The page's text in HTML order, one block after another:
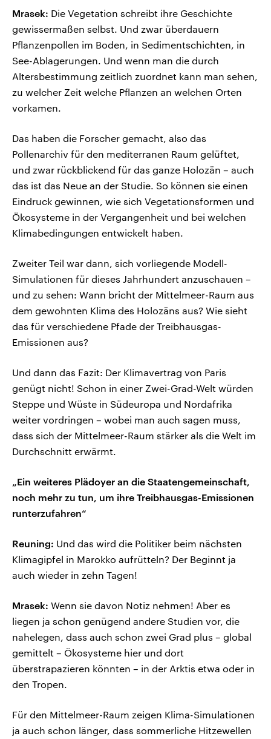
Mrasek: Die Vegetation schreibt ihre Geschichte
gewissermaßen selbst. Und zwar überdauern
Pflanzenpollen im Boden, in Sedimentschichten, in
See-Ablagerungen. Und wenn man die durch
Altersbestimmung zeitlich zuordnet kann man sehen,
zu welcher Zeit welche Pflanzen an welchen Orten
vorkamen.
Das haben die Forscher gemacht, also das
Pollenarchiv für den mediterranen Raum gelüftet,
und zwar rückblickend für das ganze Holozän – auch
das ist das Neue an der Studie. So können sie einen
Eindruck gewinnen, wie sich Vegetationsformen und
Ökosysteme in der Vergangenheit und bei welchen
Klimabedingungen entwickelt haben.
Zweiter Teil war dann, sich vorliegende Modell-
Simulationen für dieses Jahrhundert anzuschauen –
und zu sehen: Wann bricht der Mittelmeer-Raum aus
dem gewohnten Klima des Holozäns aus? Wie sieht
das für verschiedene Pfade der Treibhausgas-
Emissionen aus?
Und dann das Fazit: Der Klimavertrag von Paris
genügt nicht! Schon in einer Zwei-Grad-Welt würden
Steppe und Wüste in Südeuropa und Nordafrika
weiter vordringen – wobei man auch sagen muss,
dass sich der Mittelmeer-Raum stärker als die Welt im
Durchschnitt erwärmt.
„Ein weiteres Plädoyer an die Staatengemeinschaft,
noch mehr zu tun, um ihre Treibhausgas-Emissionen
runterzufahren“
Reuning: Und das wird die Politiker beim nächsten
Klimagipfel in Marokko aufrütteln? Der Beginnt ja
auch wieder in zehn Tagen!
Mrasek: Wenn sie davon Notiz nehmen! Aber es
liegen ja schon genügend andere Studien vor, die
nahelegen, dass auch schon zwei Grad plus – global
gemittelt – Ökosysteme hier und dort
überstrapazieren könnten – in der Arktis etwa oder in
den Tropen.
Für den Mittelmeer-Raum zeigen Klima-Simulationen
ja auch schon länger, dass sommerliche Hitzewellen